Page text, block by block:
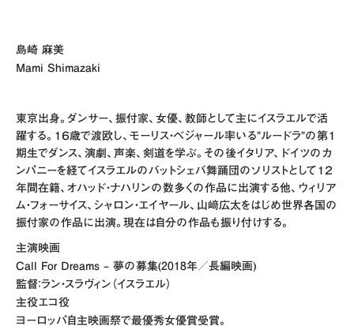
島崎 麻美
Mami Shimazaki
東京出身。ダンサー、振付家、女優、教師として主にイスラエルで活
躍する。１６歳で渡欧し、モーリス・ベジャール率いる”ルードラ”の第１
期生でダンス、演劇、声楽、剣道を学ぶ。その後イタリア、ドイツのカ
ンパニーを経てイスラエルのバットシェバ舞踊団のソリストとして１２
年間在籍、オハッド・ナハリンの数多くの作品に出演する他、ウィリア
ム・フォーサイス、シャロン・エイヤール、山﨑広太をはじめ世界各国の
振付家の作品に出演。現在は自分の作品も振り付けする。
主演映画
Call For Dreams – 夢の募集(2018年／長編映画)
監督：ラン・スラヴィン（イスラエル）
主役エコ役
ヨーロッパ自主映画祭で最優秀女優賞受賞。